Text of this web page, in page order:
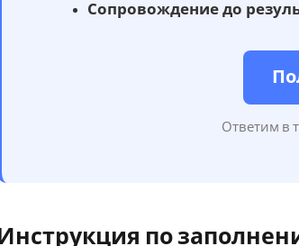
Сопровождение до
Ответим в
Инструкция по